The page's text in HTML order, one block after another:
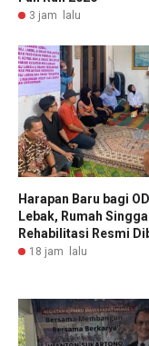
3 jam lalu
Harapan Baru bagi
Lebak, Rumah
Rehabilitasi Resmi
18 jam lalu